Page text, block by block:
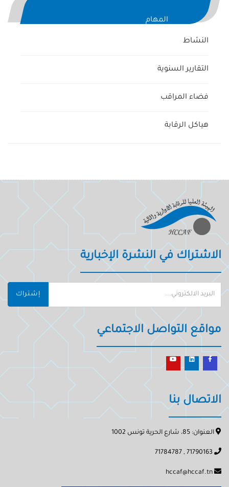
المهام
النشاط
التقارير السنوية
فضاء المراقب
هياكل الرقابة
الاشتراك في النشرة الإخبارية
إشتراك
مواقع التواصل الاجتماعي
الاتصال بنا
العنوان: 85، شارع الحرية تونس 1002